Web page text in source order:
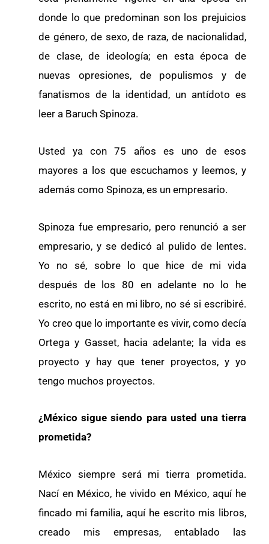
donde lo que predominan son los prejuicios
de género, de sexo, de raza, de nacionalidad,
de clase, de ideología; en esta época de
nuevas opresiones, de populismos y de
fanatismos de la identidad, un antídoto es
leer a Baruch Spinoza.
Usted ya con 75 años es uno de esos
mayores a los que escuchamos y leemos, y
además como Spinoza, es un empresario.
Spinoza fue empresario, pero renunció a ser
empresario, y se dedicó al pulido de lentes.
Yo no sé, sobre lo que hice de mi vida
después de los 80 en adelante no lo he
escrito, no está en mi libro, no sé si escribiré.
Yo creo que lo importante es vivir, como decía
Ortega y Gasset, hacia adelante; la vida es
proyecto y hay que tener proyectos, y yo
tengo muchos proyectos.
¿México sigue siendo para usted una tierra
prometida?
México siempre será mi tierra prometida.
Nací en México, he vivido en México, aquí he
fincado mi familia, aquí he escrito mis libros,
creado mis empresas, entablado las